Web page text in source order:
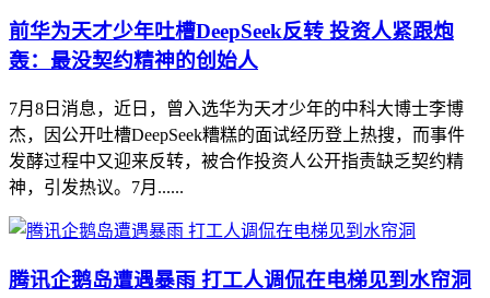
前华为天才少年吐槽DeepSeek反转 投资人紧跟炮
轰：最没契约精神的创始人
7月8日消息，近日，曾入选华为天才少年的中科大博士李博
杰，因公开吐槽DeepSeek糟糕的面试经历登上热搜，而事件
发酵过程中又迎来反转，被合作投资人公开指责缺乏契约精
神，引发热议。7月......
腾讯企鹅岛遭遇暴雨 打工人调侃在电梯见到水帘洞